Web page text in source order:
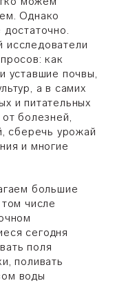
Однако
как
уставшие почвы,
а в самих
и питательных
болезней,
сберечь урожай
и многие
большие
числе
сегодня
поля
поливать
воды